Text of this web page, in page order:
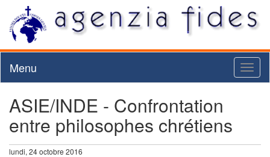
Menu
ASIE/INDE - Confrontation
entre philosophes chrétiens
lundi, 24 octobre 2016